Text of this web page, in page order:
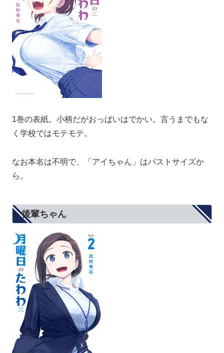
1巻の表紙。小柄だがおっぱいはでかい。言うまでもな
く学校ではモテモテ。
なお本名は不明で、「アイちゃん」はバストサイズか
ら。
後輩ちゃん